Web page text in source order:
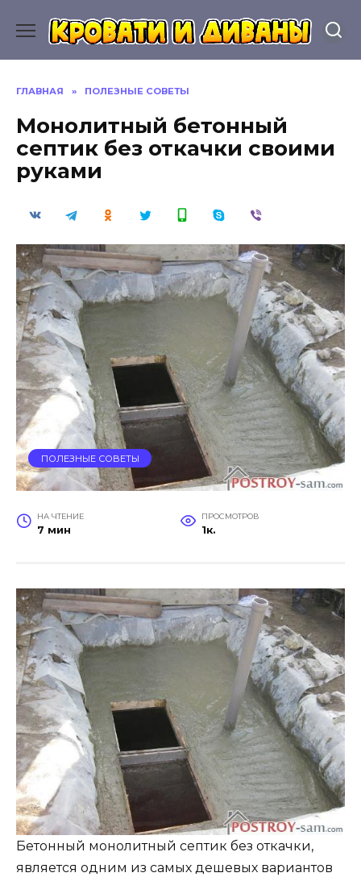
содержанию
ГЛАВНАЯ » ПОЛЕЗНЫЕ СОВЕТЫ
Монолитный бетонный
септик без откачки своими
руками
ПОЛЕЗНЫЕ СОВЕТЫ
НА ЧТЕНИЕ
7 мин
ПРОСМОТРОВ
1к.
Бетонный монолитный септик без откачки,
является одним из самых дешевых вариантов